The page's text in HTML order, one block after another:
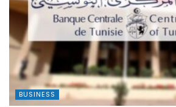
BUSINESS